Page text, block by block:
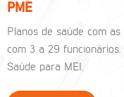
PME
Planos de saúde com
com 3 a 29 funcionários.
Saúde para MEI.